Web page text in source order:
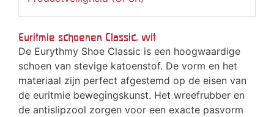
Euritmie schoenen Classic, wit
De Eurythmy Shoe Classic is een hoogwaardige
schoen van stevige katoenstof. De vorm en het
materiaal zijn perfect afgestemd op de eisen van
de euritmie bewegingskunst. Het wreefrubber en
de antislipzool zorgen voor een exacte pasvorm